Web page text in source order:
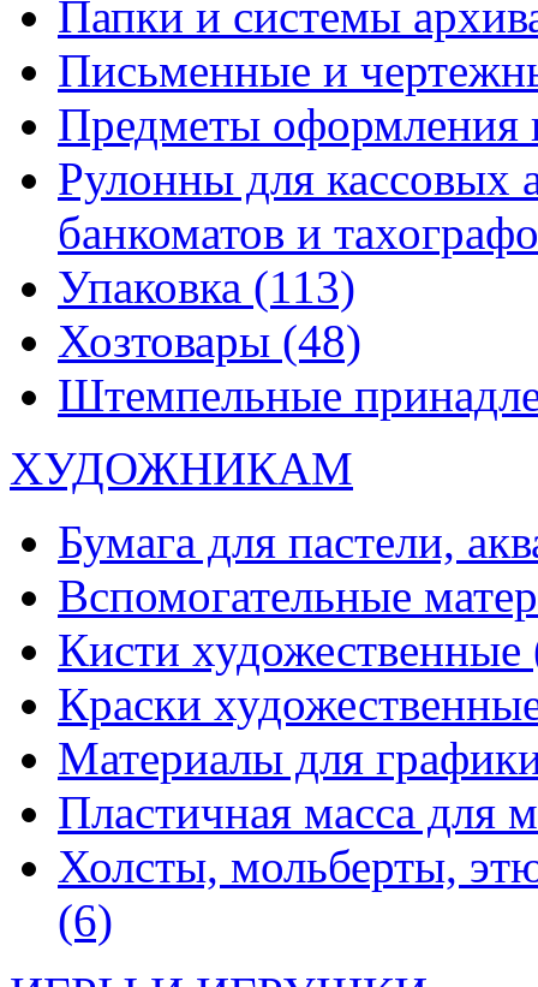
Папки и системы
Письменные и
Предметы оформления
Рулонны для кассовых
банкоматов и
Упаковка (113)
Хозтовары (48)
Штемпельные
ХУДОЖНИКАМ
Бумага для пастели,
Вспомогательные
Кисти художественные
Краски
Материалы для
Пластичная масса для
Холсты, мольберты,
(6)